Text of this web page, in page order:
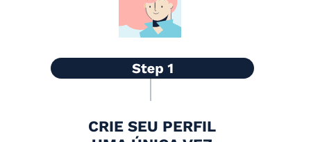
CRIE SEU PERFIL